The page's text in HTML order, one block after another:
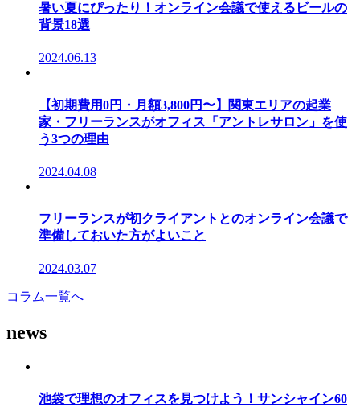
暑い夏にぴったり！オンライン会議で使えるビールの
背景18選
2024.06.13
【初期費用0円・月額3,800円〜】関東エリアの起業
家・フリーランスがオフィス「アントレサロン」を使
う3つの理由
2024.04.08
フリーランスが初クライアントとのオンライン会議で
準備しておいた方がよいこと
2024.03.07
コラム一覧へ
news
池袋で理想のオフィスを見つけよう！サンシャイン60